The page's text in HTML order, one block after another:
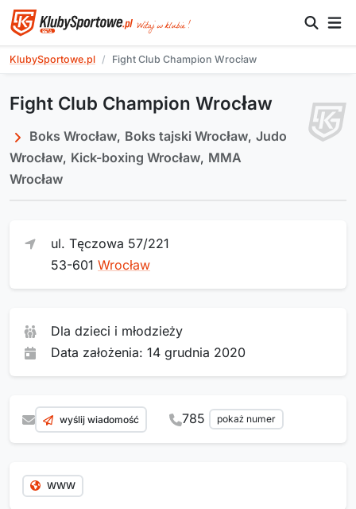
KlubySportowe.pl Fight Club Champion Wrocław
Fight Club Champion Wrocław
Boks Wrocław, Boks tajski Wrocław, Judo
Wrocław, Kick-boxing Wrocław, MMA
Wrocław
ul. Tęczowa 57/221
53-601 Wrocław
Dla dzieci i młodzieży
Data założenia: 14 grudnia 2020
wyślij wiadomość 785 pokaż numer
WWW